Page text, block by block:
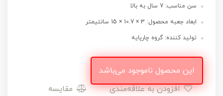
سن مناسب: 7 سال به بالا
ابعاد جعبه محصول: 3 × 10.7 × 15 سانتیمتر
تولید کننده: گروه چارپایه
این محصول ناموجود می‌باشد
افزودن به علاقه‌مندی
مقایسه